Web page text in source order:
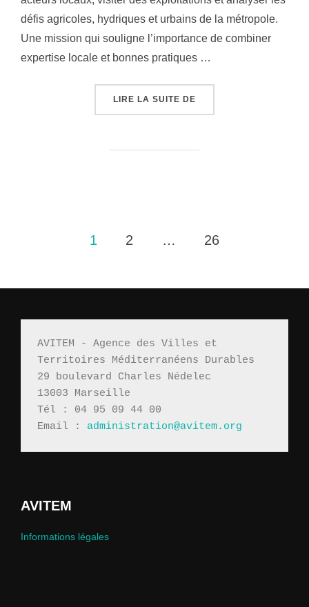
défis agricoles, hydriques et urbains de la métropole.
Une mission qui souligne l’importance de combiner
expertise locale et bonnes pratiques …
LIRE LA SUITE DE
Pagination
1 2 … 26
AVITEM - Agence des Villes et
Territoires Méditerranéens Durables
29 boulevard Charles Nédelec
13003 Marseille
Tél : 04 95 09 44 00
Email : administration@avitem.org
AVITEM
Informations légales